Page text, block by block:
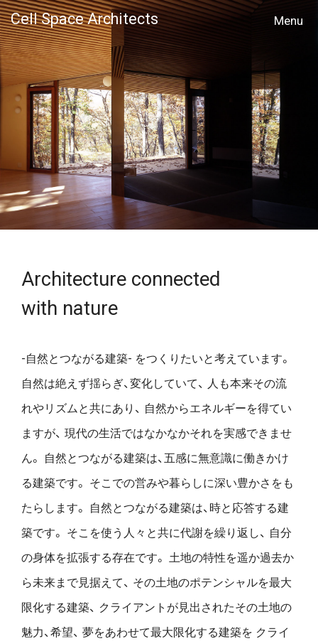
Cell Space Architects
Architecture connected
with nature
-自然とつながる建築- をつくりたいと考えています。
自然は絶えず揺らぎ、変化していて、
人も本来その流
れやリズムと共にあり、 自然からエネルギーを得てい
ますが、 現代の生活ではなかなかそれを実感できませ
ん。
自然とつながる建築は、五感に無意識に働きかけ
る建築です。 そこでの営みや暮らしに深い豊かさをも
たらします。
自然とつながる建築は、時と応答する建
築です。 そこを使う人々と共に代謝を繰り返し、 自分
の身体を拡張する存在です。 土地の特性を遥か過去か
ら未来まで見据えて、 その土地のポテンシャルを最大
限化する建築、 クライアントが見出されたその土地の
魅力、希望、 夢をあわせて最大限化する建築を クライ